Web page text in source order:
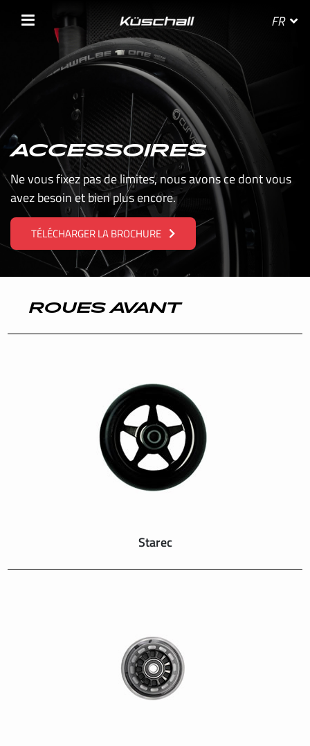
FR
ACCESSOIRES
Ne vous fixez pas de limites, nous avons ce dont vous
avez besoin et bien plus encore.
TÉLÉCHARGER LA BROCHURE
ROUES AVANT
Starec
SÉLECTIONNEZ VOTRE PAYS
BELGIE
BELGIQUE
DANMARK
DEUTSCHLAND
FRANCE
NEDERLAND